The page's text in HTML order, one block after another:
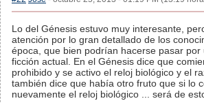
Lo del Génesis estuvo muy interesante,
atención por lo gran detallado de los
época, que bien podrían hacerse pasar por
ficción actual. En el Génesis dice que
prohibido y se activo el reloj biológico y el
también dice que había otro fruto que si lo
nuevamente el reloj biológico ... será de